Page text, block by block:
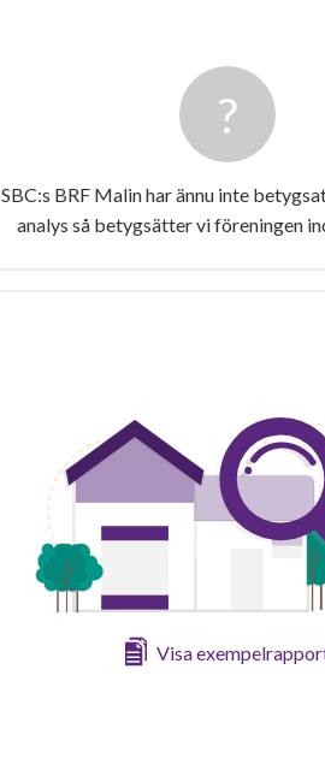
SBC:s BRF Malin har ännu inte
analys så betygsätter vi föreningen
Visa